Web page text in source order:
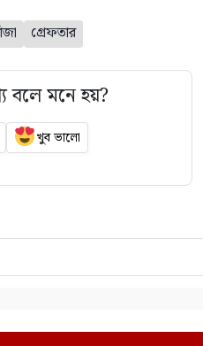
গ্রেফতার
বলে মনে হয়?
খুব ভালো